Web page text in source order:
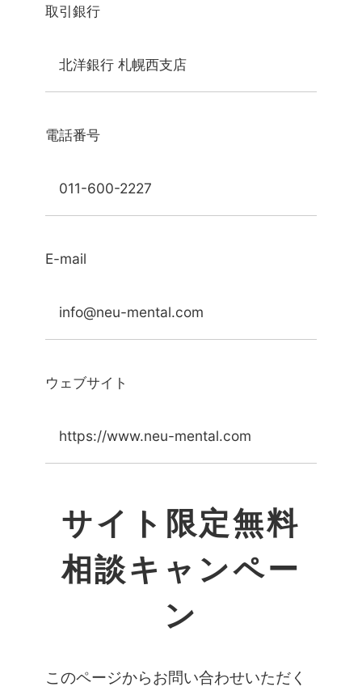
取引銀行
北洋銀行 札幌西支店
電話番号
011-600-2227
E-mail
info@neu-mental.com
ウェブサイト
https://www.neu-mental.com
サイト限定無料
相談キャンペー
ン
このページからお問い合わせいただく